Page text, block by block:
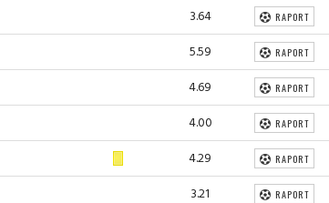
3.64 RAPORT
5.59 RAPORT
4.69 RAPORT
4.00 RAPORT
4.29 RAPORT
3.21 RAPORT